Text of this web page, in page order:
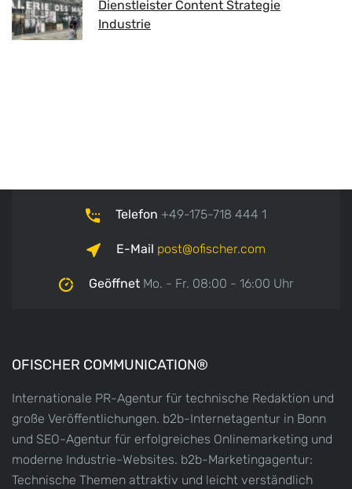
Dienstleister Content Strategie
Industrie
Telefon +49-175-718 444 1
E-Mail post ofischer.com
GeöffnetMo. - Fr. 08:00 - 16:00 Uhr
OFISCHER COMMUNICATION®
Internationale PR-Agentur für technische Redaktion und
große Veröffentlichungen. b2b-Internetagentur in Bonn
und SEO-Agentur für erfolgreiches Onlinemarketing und
moderne Industrie-Websites. b2b-Marketingagentur:
Technische Themen attraktiv und leicht verständlich